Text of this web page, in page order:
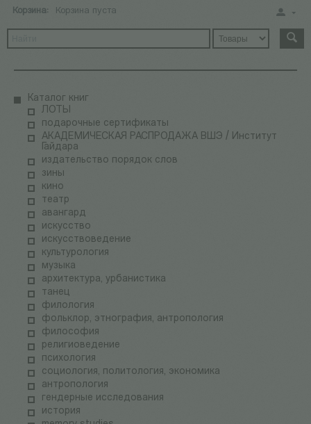
Корзина: Корзина пуста
Каталог книг
ЛОТЫ
подарочные сертификаты
АКАДЕМИЧЕСКАЯ РАСПРОДАЖА ВШЭ / Институт
Гайдара
издательство порядок слов
зины
кино
театр
авангард
искусство
искусствоведение
культурология
музыка
архитектура, урбанистика
танец
филология
фольклор, этнография, антропология
философия
религиоведение
психология
социология, политология, экономика
антропология
гендерные исследования
история